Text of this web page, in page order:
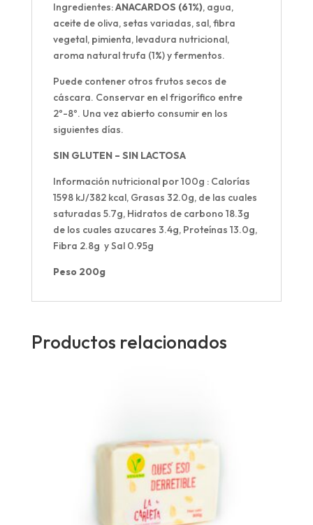
Ingredientes:ANACARDOS (61%), agua,
aceite de oliva, setas variadas, sal, fibra
vegetal, pimienta, levadura nutricional,
aroma natural trufa (1%) y fermentos.
Puede contener otros frutos secos de
cáscara. Conservar en el frigorífico entre
2º-8º. Una vez abierto consumir en los
siguientes días.
SIN GLUTEN – SIN LACTOSA
Información nutricional por 100g : Calorías
1598 kJ/382 kcal, Grasas 32.0g, de las cuales
saturadas 5.7g, Hidratos de carbono 18.3g
de los cuales azucares 3.4g, Proteínas 13.0g,
Fibra 2.8g y Sal 0.95g
Peso 200g
Productos relacionados